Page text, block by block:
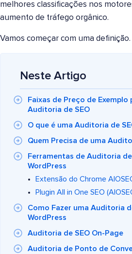
melhores classificações nos
aumento de tráfego orgânico.
Vamos começar com uma definição.
Neste Artigo
Faixas de Preço de Exemplo
Auditoria de SEO
O que é uma Auditoria de
Quem Precisa de uma
Ferramentas de Auditoria de
WordPress
Extensão do Chrome
Plugin All in One SEO
Como Fazer uma Auditoria
WordPress
Auditoria de SEO On-Page
Auditoria de Ponto de